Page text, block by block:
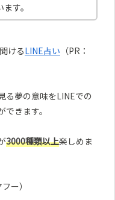
す。
けるLINE占い （PR：
る夢の意味をLINEでの
きます。
3000種類以上楽しめま
ー）